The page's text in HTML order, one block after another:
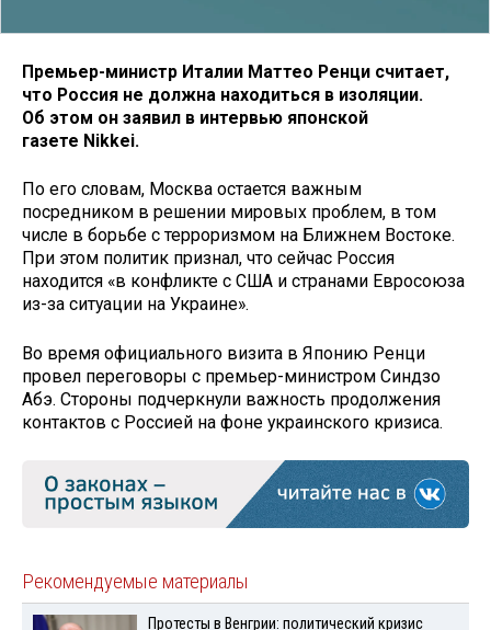
Премьер-министр Италии Маттео Ренци считает,
что Россия не должна находиться в изоляции.
Об этом он заявил в интервью японской
газете Nikkei.
По его словам, Москва остается важным
посредником в решении мировых проблем, в том
числе в борьбе с терроризмом на Ближнем Востоке.
При этом политик признал, что сейчас Россия
находится «в конфликте с США и странами Евросоюза
из-за ситуации на Украине».
Во время официального визита в Японию Ренци
провел переговоры с премьер-министром Синдзо
Абэ. Стороны подчеркнули важность продолжения
контактов с Россией на фоне украинского кризиса.
Рекомендуемые материалы
Протесты в Венгрии: политический кризис